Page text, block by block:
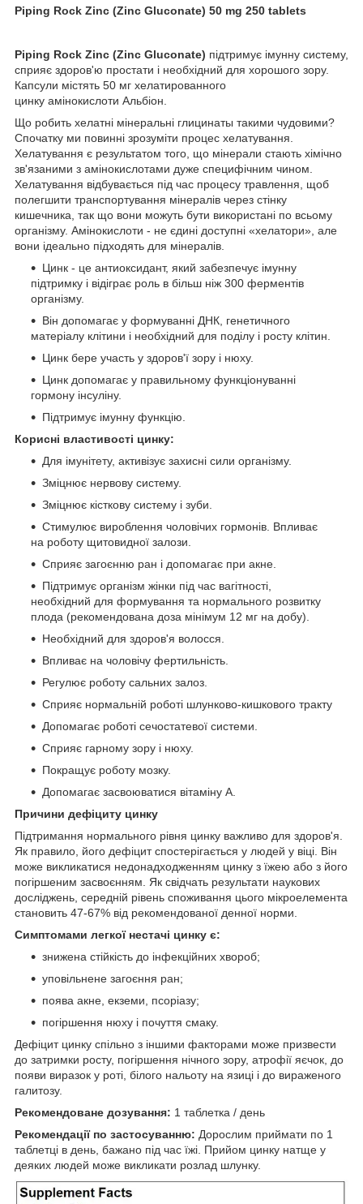
Piping Rock Zinc (Zinc Gluconate) 50 mg 250 tablets
Piping Rock Zinc (Zinc Gluconate) підтримує імунну систему,
сприяє здоров'ю простати і необхідний для хорошого зору.
Капсули містять 50 мг хелатированного
цинку амінокислоти Альбіон.
Що робить хелатні мінеральні глицинаты такими чудовими?
Спочатку ми повинні зрозуміти процес хелатування.
Хелатування є результатом того, що мінерали стають хімічно
зв'язаними з амінокислотами дуже специфічним чином.
Хелатування відбувається під час процесу травлення, щоб
полегшити транспортування мінералів через стінку
кишечника, так що вони можуть бути використані по всьому
організму. Амінокислоти - не єдині доступні «хелатори», але
вони ідеально підходять для мінералів.
Цинк - це антиоксидант, який забезпечує імунну
підтримку і відіграє роль в більш ніж 300 ферментів
організму.
Він допомагає у формуванні ДНК, генетичного
матеріалу клітини і необхідний для поділу і росту клітин.
Цинк бере участь у здоров'ї зору і нюху.
Цинк допомагає у правильному функціонуванні
гормону інсуліну.
Підтримує імунну функцію.
Корисні властивості цинку:
Для імунітету, активізує захисні сили організму.
Зміцнює нервову систему.
Зміцнює кісткову систему і зуби.
Стимулює вироблення чоловічих гормонів. Впливає
на роботу щитовидної залози.
Сприяє загоєнню ран і допомагає при акне.
Підтримує організм жінки під час вагітності,
необхідний для формування та нормального розвитку
плода (рекомендована доза мінімум 12 мг на добу).
Необхідний для здоров'я волосся.
Впливає на чоловічу фертильність.
Регулює роботу сальних залоз.
Сприяє нормальній роботі шлунково-кишкового тракту
Допомагає роботі сечостатевої системи.
Сприяє гарному зору і нюху.
Покращує роботу мозку.
Допомагає засвоюватися вітаміну А.
Причини дефіциту цинку
Підтримання нормального рівня цинку важливо для здоров'я.
Як правило, його дефіцит спостерігається у людей у віці. Він
може викликатися недонадходженням цинку з їжею або з його
погіршеним засвоєнням. Як свідчать результати наукових
досліджень, середній рівень споживання цього мікроелемента
становить 47-67% від рекомендованої денної норми.
Симптомами легкої нестачі цинку є:
знижена стійкість до інфекційних хвороб;
уповільнене загоєння ран;
поява акне, екземи, псоріазу;
погіршення нюху і почуття смаку.
Дефіцит цинку спільно з іншими факторами може призвести
до затримки росту, погіршення нічного зору, атрофії яєчок, до
появи виразок у роті, білого нальоту на язиці і до вираженого
галитозу.
Рекомендоване дозування: 1 таблетка / день
Рекомендації по застосуванню: Дорослим приймати по 1
таблетці в день, бажано під час їжі. Прийом цинку натще у
деяких людей може викликати розлад шлунку.